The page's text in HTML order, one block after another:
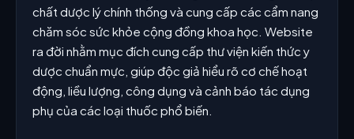
chất dược lý chính thống và cung cấp các cẩm nang
chăm sóc sức khỏe cộng đồng khoa học. Website
ra đời nhằm mục đích cung cấp thư viện kiến thức y
dược chuẩn mực, giúp độc giả hiểu rõ cơ chế hoạt
động, liều lượng, công dụng và cảnh báo tác dụng
phụ của các loại thuốc phổ biến.